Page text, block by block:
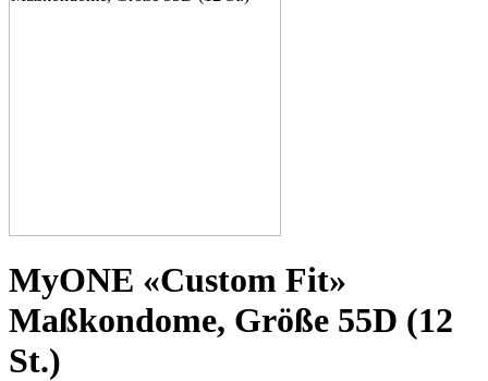
57G
57H
57K
60E
60F
60G
MyONE «Custom Fit»
Maßkondome, Größe 55D (12
St.)